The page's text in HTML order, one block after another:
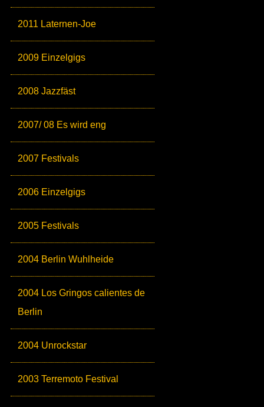
2011 Laternen-Joe
2009 Einzelgigs
2008 Jazzfäst
2007/ 08 Es wird eng
2007 Festivals
2006 Einzelgigs
2005 Festivals
2004 Berlin Wuhlheide
2004 Los Gringos calientes de
Berlin
2004 Unrockstar
2003 Terremoto Festival